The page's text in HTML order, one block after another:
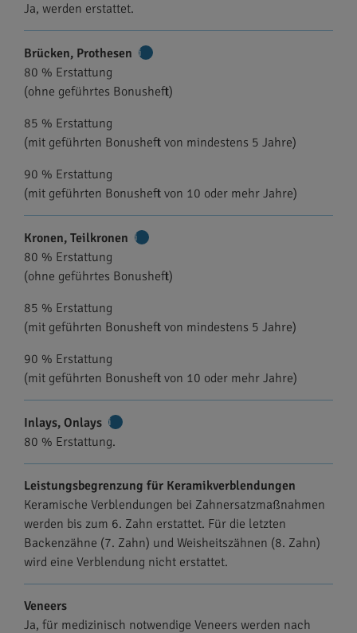
Ja, werden erstattet.
Brücken, Prothesen
80 % Erstattung
(ohne geführtes Bonusheft)
85 % Erstattung
(mit geführten Bonusheft von mindestens 5 Jahre)
90 % Erstattung
(mit geführten Bonusheft von 10 oder mehr Jahre)
Kronen, Teilkronen
80 % Erstattung
(ohne geführtes Bonusheft)
85 % Erstattung
(mit geführten Bonusheft von mindestens 5 Jahre)
90 % Erstattung
(mit geführten Bonusheft von 10 oder mehr Jahre)
Inlays, Onlays
Informationen
80 % Erstattung.
Leistungsbegrenzung für Keramikverblendungen
Keramische Verblendungen bei Zahnersatzmaßnahmen
werden bis zum 6. Zahn erstattet. Für die letzten
Backenzähne (7. Zahn) und Weisheitszähnen (8. Zahn)
wird eine Verblendung nicht erstattet.
Veneers
Ja, für medizinisch notwendige Veneers werden nach